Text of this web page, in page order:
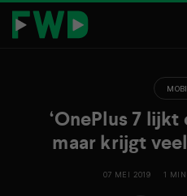
‘OnePlus 7 lijkt
maar krijgt
07 MEI 2019 1